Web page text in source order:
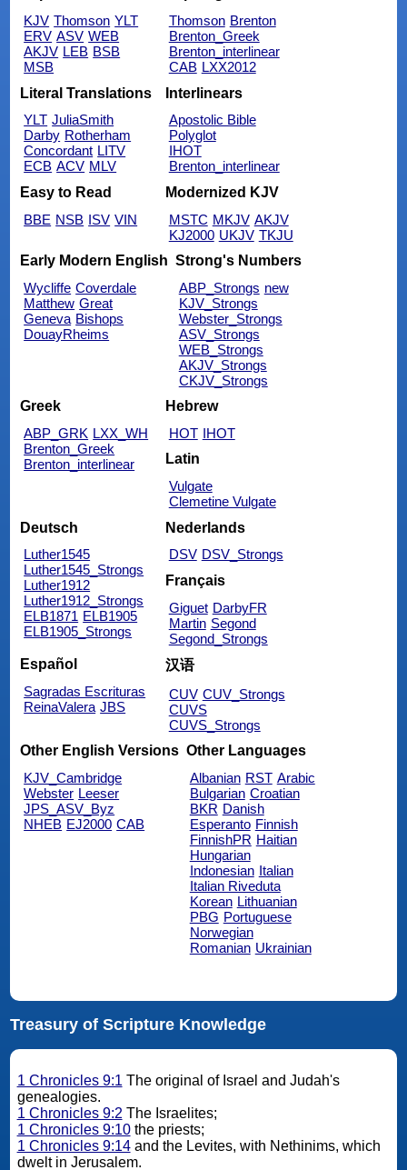
KJV Thomson YLT
ERV ASV WEB
AKJV LEB BSB
MSB
Thomson Brenton
Brenton_Greek
Brenton_interlinear
CAB LXX2012
Literal Translations
YLT JuliaSmith
Darby Rotherham
Concordant LITV
ECB ACV MLV
Interlinears
Apostolic Bible
Polyglot
IHOT
Brenton_interlinear
Easy to Read
BBE NSB ISV VIN
Modernized KJV
MSTC MKJV AKJV
KJ2000 UKJV TKJU
Early Modern English
Wycliffe Coverdale
Matthew Great
Geneva Bishops
DouayRheims
Strong's Numbers
ABP_Strongs new
KJV_Strongs
Webster_Strongs
ASV_Strongs
WEB_Strongs
AKJV_Strongs
CKJV_Strongs
Greek
ABP_GRK LXX_WH
Brenton_Greek
Brenton_interlinear
Hebrew
HOT IHOT
Latin
Vulgate
Clemetine Vulgate
Deutsch
Luther1545
Luther1545_Strongs
Luther1912
Luther1912_Strongs
ELB1871 ELB1905
ELB1905_Strongs
Nederlands
DSV DSV_Strongs
Français
Giguet DarbyFR
Martin Segond
Segond_Strongs
Español
Sagradas Escrituras
ReinaValera JBS
汉语
CUV CUV_Strongs
CUVS
CUVS_Strongs
Other English Versions
KJV_Cambridge
Webster Leeser
JPS_ASV_Byz
NHEB EJ2000 CAB
Other Languages
Albanian RST Arabic
Bulgarian Croatian
BKR Danish
Esperanto Finnish
FinnishPR Haitian
Hungarian
Indonesian Italian
Italian Riveduta
Korean Lithuanian
PBG Portuguese
Norwegian
Romanian Ukrainian
Treasury of Scripture Knowledge
1 Chronicles 9:1 The original of Israel and Judah's
genealogies.
1 Chronicles 9:2 The Israelites;
1 Chronicles 9:10the priests;
1 Chronicles 9:14and the Levites, with Nethinims, which
dwelt in Jerusalem.